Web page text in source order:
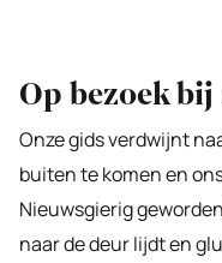
Op bezoek
Onze gids verdwijnt
buiten te komen en
Nieuwsgierig
naar de deur lijdt en